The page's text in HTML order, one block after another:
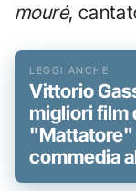
mouré,
Vittorio
migliori film
"Mattatore"
commedia